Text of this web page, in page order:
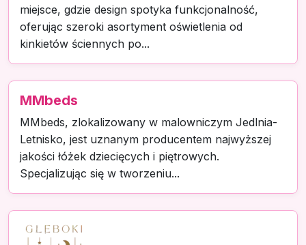
miejsce, gdzie design spotyka funkcjonalność,
oferując szeroki asortyment oświetlenia od
kinkietów ściennych po...
MMbeds
MMbeds, zlokalizowany w malowniczym Jedlnia-
Letnisko, jest uznanym producentem najwyższej
jakości łóżek dziecięcych i piętrowych.
Specjalizując się w tworzeniu...